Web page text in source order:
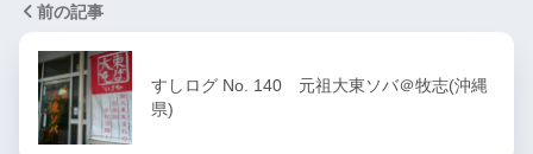
前の記事
すしログ No. 140 元祖大東ソバ＠牧志(沖縄
県)